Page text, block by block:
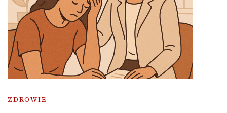
ZDROWIE